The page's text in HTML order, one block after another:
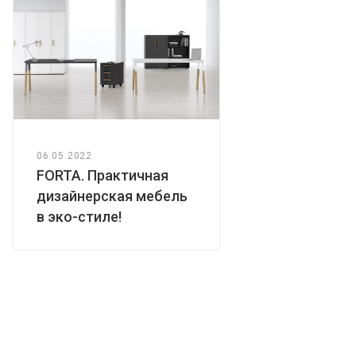
06.05.2022
FORTA. Практичная
дизайнерская мебель
в эко-стиле!